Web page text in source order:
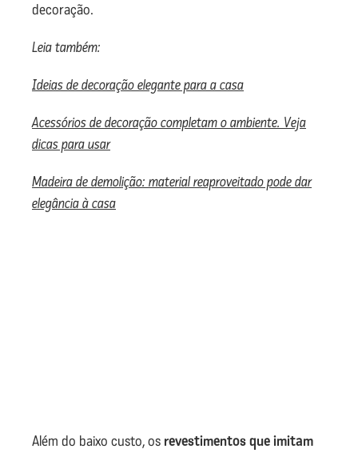
decoração.
Leia também:
Ideias de decoração elegante para a casa
Acessórios de decoração completam o ambiente. Veja
dicas para usar
Madeira de demolição: material reaproveitado pode dar
elegância à casa
Além do baixo custo, os revestimentos que imitam